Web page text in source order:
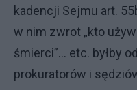
kadencji Sejmu art.
w nim zwrot „kto
śmierci”… etc. byłby
prokuratorów i